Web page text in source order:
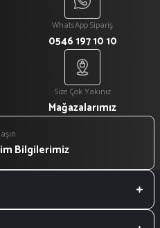
WhatsApp Sipariş
0546 197 10 10
Size Çok Yakınız
Mağazalarımız
Bilgilerimiz